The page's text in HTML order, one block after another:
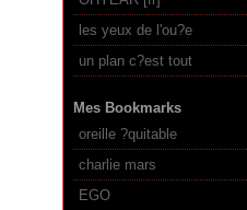
les yeux de l'ou?e
un plan c?est tout
Mes Bookmarks
oreille ?quitable
charlie mars
EGO